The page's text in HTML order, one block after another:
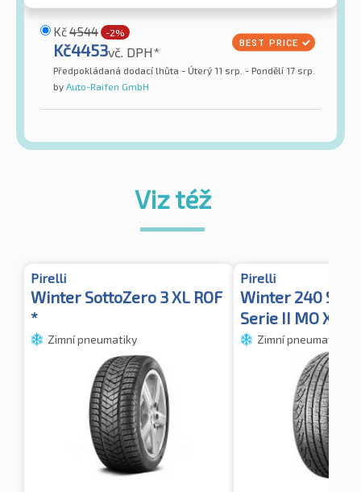
Kč4544 -2%
Kč4453vč. DPH*
Předpokládaná dodací lhůta - Úterý 11 srp. - Pondělí 17 srp.
by Auto-Raifen GmbH
Viz též
Pirelli
Winter SottoZero 3 XL ROF
*
Zimní pneumatiky
Pirelli
Winter 240
Serie II MO XL
Zimní pneumatiky